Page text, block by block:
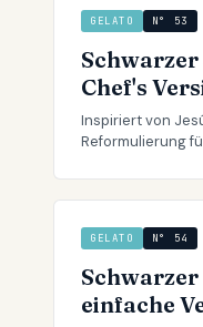
GELATO N° 53
Schwarzer
Chef's
Inspiriert von
Reformulierung
GELATO N° 54
Schwarzer
einfache